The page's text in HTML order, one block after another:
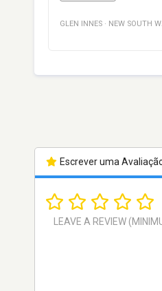
GLEN INNES · NEW SOUTH
Escrever uma